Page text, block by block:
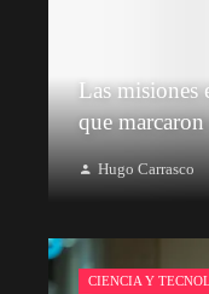
Las misiones
que
Hugo Carrasco
CIENCIA Y